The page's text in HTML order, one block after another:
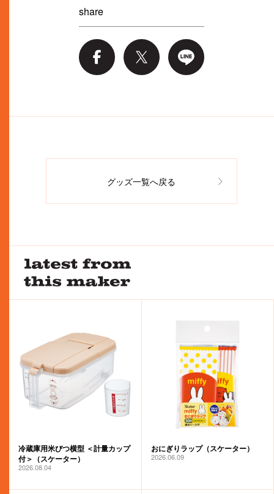
share
グッズ一覧へ戻る
冷蔵庫用米びつ横型 ＜計量カップ
付＞（スケーター）
2026.08.04
おにぎりラップ（スケーター）
2026.06.09